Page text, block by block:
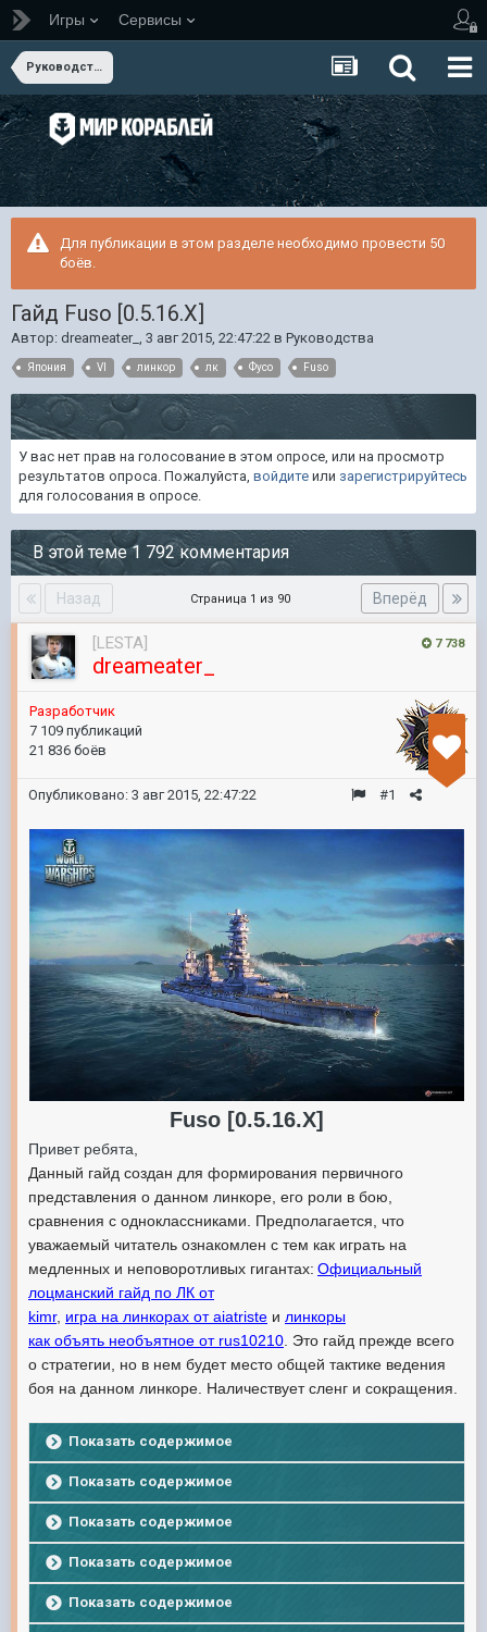
Игры Сервисы
Руководства
Для публикации в этом разделе необходимо провести 50
боёв.
Гайд Fuso [0.5.16.Х]
Автор: dreameater_ , 3 авг 2015, 22:47:22 в Руководства
Япония VI линкор лк Фусо Fuso
У вас нет прав на голосование в этом опросе, или на просмотр
результатов опроса. Пожалуйста, войдите или зарегистрируйтесь
для голосования в опросе.
В этой теме 1 792 комментария
Назад Вперёд
Страница 1 из 90
7 738
[LESTA]
dreameater_
Разработчик
7 109 публикаций
21 836 боёв
#1
Опубликовано: 3 авг 2015, 22:47:22
Fuso [0.5.16.Х]
Привет ребята,
Данный гайд создан для формирования первичного
представления о данном линкоре, его роли в бою,
сравнения с одноклассниками. Предполагается, что
уважаемый читатель ознакомлен с тем как играть на
медленных и неповоротливых гигантах: Официальный
лоцманский гайд по ЛК от
kimr, игра на линкорах от aiatriste и линкоры
как объять необъятное от rus10210 . Это гайд прежде всего
о стратегии, но в нем будет место общей тактике ведения
боя на данном линкоре. Наличествует сленг и сокращения.
Показать содержимое
Показать содержимое
Показать содержимое
Показать содержимое
Показать содержимое